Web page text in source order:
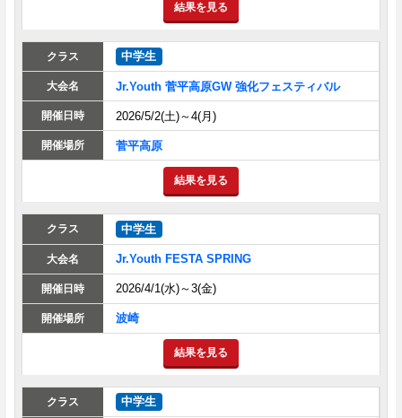
結果を見る
中学生
Jr.Youth 菅平高原GW 強化フェスティバル
2026/5/2(土)～4(月)
菅平高原
結果を見る
中学生
Jr.Youth FESTA SPRING
2026/4/1(水)～3(金)
波崎
結果を見る
中学生